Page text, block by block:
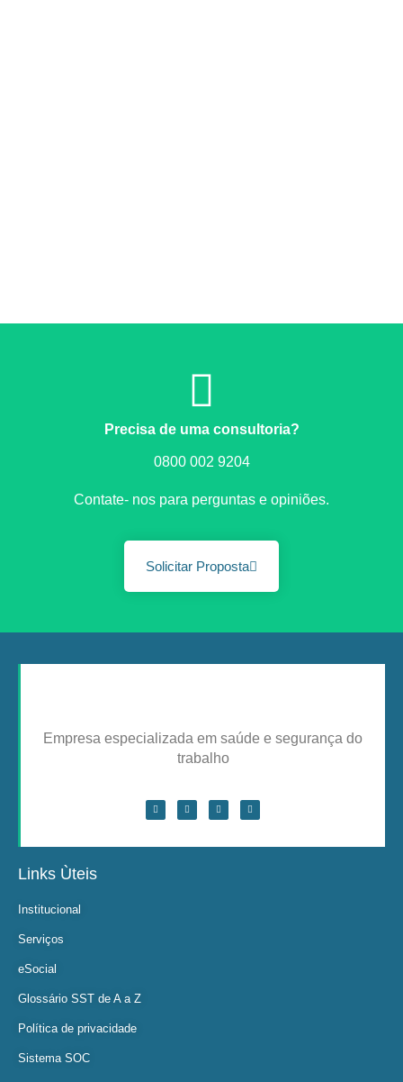
Precisa de uma consultoria?
0800 002 9204
Contate- nos para perguntas e opiniões.
Solicitar Proposta
Empresa especializada em saúde e segurança do
trabalho
Links Ùteis
Institucional
Serviços
eSocial
Glossário SST de A a Z
Política de privacidade
Sistema SOC